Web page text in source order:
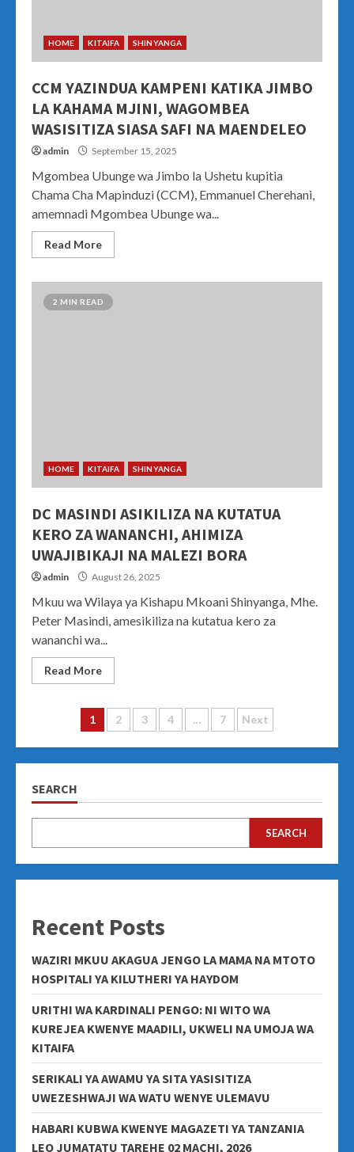
HOME KITAIFA SHINYANGA
CCM YAZINDUA KAMPENI KATIKA JIMBO
LA KAHAMA MJINI, WAGOMBEA
WASISITIZA SIASA SAFI NA MAENDELEO
admin September 15, 2025
Mgombea Ubunge wa Jimbo la Ushetu kupitia
Chama Cha Mapinduzi (CCM), Emmanuel Cherehani,
amemnadi Mgombea Ubunge wa...
Read More
2 MIN READ
HOME KITAIFA SHINYANGA
DC MASINDI ASIKILIZA NA KUTATUA
KERO ZA WANANCHI, AHIMIZA
UWAJIBIKAJI NA MALEZI BORA
admin August 26, 2025
Mkuu wa Wilaya ya Kishapu Mkoani Shinyanga, Mhe.
Peter Masindi, amesikiliza na kutatua kero za
wananchi wa...
Read More
Posts
navigation
1 2 3 4 … 7 Next
SEARCH
SEARCH
Recent Posts
WAZIRI MKUU AKAGUA JENGO LA MAMA NA MTOTO
HOSPITALI YA KILUTHERI YA HAYDOM
URITHI WA KARDINALI PENGO: NI WITO WA
KUREJEA KWENYE MAADILI, UKWELI NA UMOJA WA
KITAIFA
SERIKALI YA AWAMU YA SITA YASISITIZA
UWEZESHWAJI WA WATU WENYE ULEMAVU
HABARI KUBWA KWENYE MAGAZETI YA TANZANIA
LEO JUMATATU TAREHE 02 MACHI, 2026